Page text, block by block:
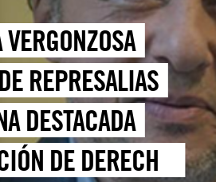
REPRESALIAS
DESTACADA
DE DERECHOS